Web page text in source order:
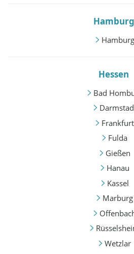
Hamburg
Hamburg
Hessen
Bad
Frankfurt
Fulda
Gießen
Hanau
Kassel
Marburg
Wetzlar